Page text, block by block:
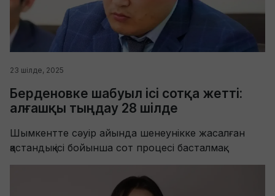
23 шілде, 2025
Берденовке шабуыл ісі сотқа жетті:
алғашқы тыңдау 28 шілде
Шымкентте сәуір айында шенеунікке жасалған
қастандық ісі бойынша сот процесі басталмақ.